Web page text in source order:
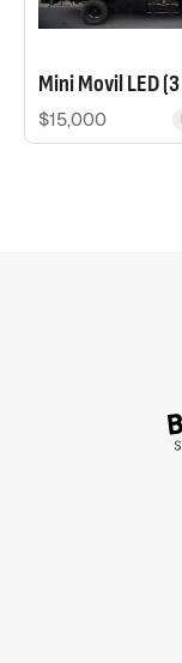
Mini Movil LED
$15,000